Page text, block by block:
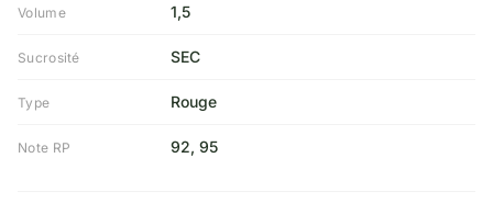
Volume 1,5
Sucrosité SEC
Type Rouge
Note RP 92, 95